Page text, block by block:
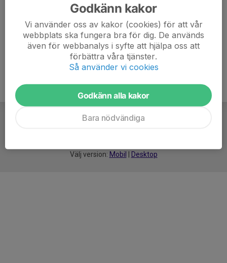
Välj version: Mobil Desktop
Godkänn kakor
Vi använder oss av kakor (cookies) för att vår
webbplats ska fungera bra för dig. De används
även för webbanalys i syfte att hjälpa oss att
förbättra våra tjänster.
Så använder vi cookies
Godkänn alla kakor
Bara nödvändiga